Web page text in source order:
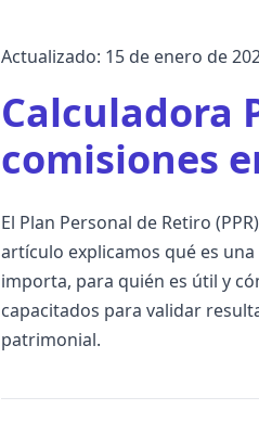
Actualizado: 15 de enero de
Calculadora
comisiones
El Plan Personal de Retiro
artículo explicamos qué es
importa, para quién es útil y
capacitados para validar
patrimonial.